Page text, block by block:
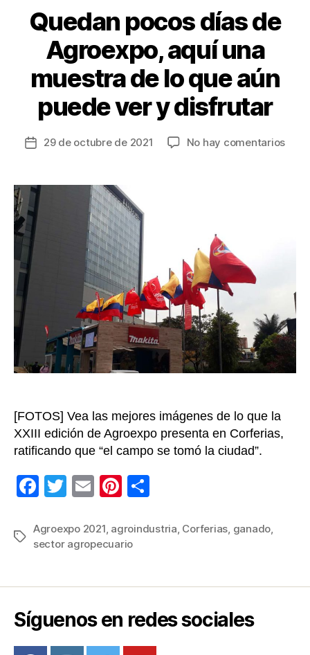
k
Quedan pocos días de
Agroexpo, aquí una
muestra de lo que aún
puede ver y disfrutar
Fecha
entrada
29 de octubre de 2021 No hay comentariosen
que
aún
ver
[FOTOS] Vea las mejores imágenes de lo que la
XXIII edición de Agroexpo presenta en Corferias,
ratificando que “el campo se tomó la ciudad”.
F
c
e
o
k
T
tt
er
E
ail
Pi
er
e
m
Etiquetas
Agroexpo 2021, agroindustria, Corferias, ganado,
sector agropecuario
Síguenos en redes sociales